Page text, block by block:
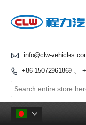
 info@clw-
 +86-15072961869 、
